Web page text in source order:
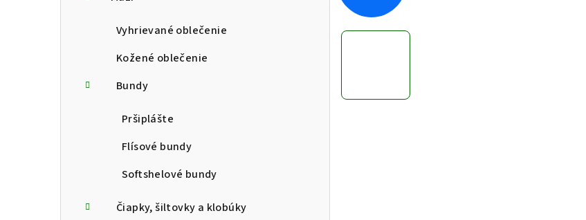
Vyhrievané oblečenie
Kožené oblečenie
Bundy
Pršiplášte
Flísové bundy
Softshelové bundy
Čiapky, šiltovky a klobúky